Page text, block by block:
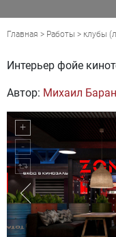
Главная > Работы > клубы (
Интерьер фойе
Автор: Михаил